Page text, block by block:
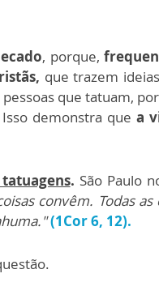
, porque,
que trazem
pessoas que tatuam,
demonstra quea
. São Paulo
convêm. Todas as
(1Cor 6, 12).